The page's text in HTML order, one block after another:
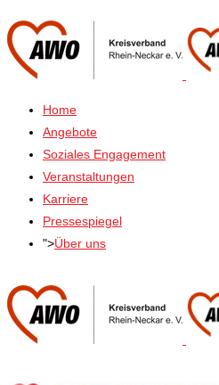
Home
Angebote
Soziales Engagement
Veranstaltungen
Karriere
Pressespiegel
">Über uns